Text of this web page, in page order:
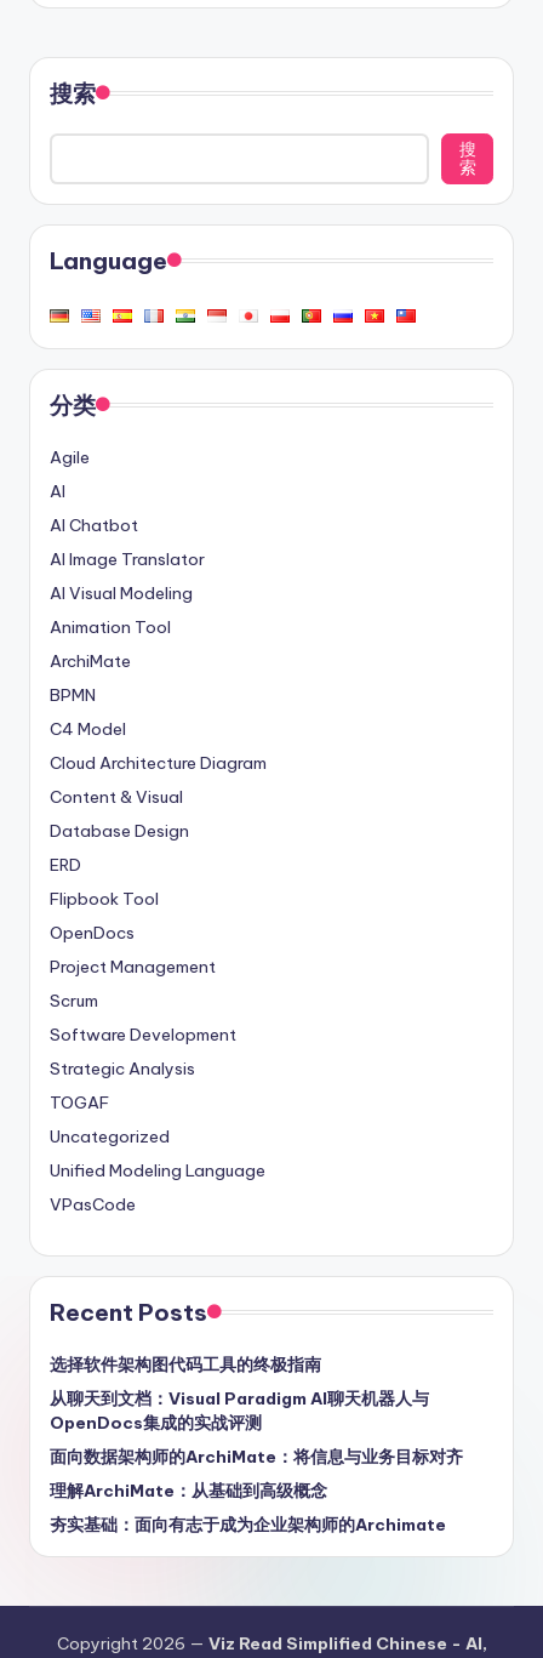
搜索
搜
索
Language
分类
Agile
AI
AI Chatbot
AI Image Translator
AI Visual Modeling
Animation Tool
ArchiMate
BPMN
C4 Model
Cloud Architecture Diagram
Content & Visual
Database Design
ERD
Flipbook Tool
OpenDocs
Project Management
Scrum
Software Development
Strategic Analysis
TOGAF
Uncategorized
Unified Modeling Language
VPasCode
Recent Posts
选择软件架构图代码工具的终极指南
从聊天到文档：Visual Paradigm AI聊天机器人与
OpenDocs集成的实战评测
面向数据架构师的ArchiMate：将信息与业务目标对齐
理解ArchiMate：从基础到高级概念
夯实基础：面向有志于成为企业架构师的Archimate
Copyright 2026 — Viz Read Simplified Chinese - AI,